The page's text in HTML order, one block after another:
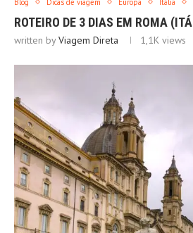
Blog Dicas de viagem Europa Itália
ROTEIRO DE 3 DIAS EM ROMA
written byViagem Direta 1,1K views